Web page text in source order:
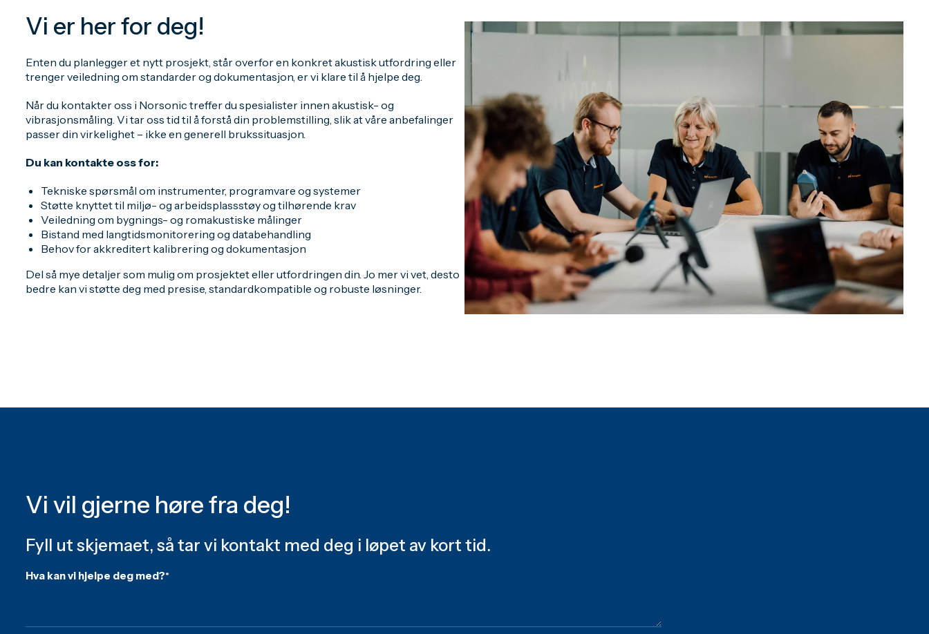
Vi er her for deg!
Enten du planlegger et nytt prosjekt, står overfor en konkret akustisk utfordring eller
trenger veiledning om standarder og dokumentasjon, er vi klare til å hjelpe deg.
Når du kontakter oss i Norsonic treffer du spesialister innen akustisk- og
vibrasjonsmåling. Vi tar oss tid til å forstå din problemstilling, slik at våre anbefalinger
passer din virkelighet – ikke en generell brukssituasjon.
Du kan kontakte oss for:
Tekniske spørsmål om instrumenter, programvare og systemer
Støtte knyttet til miljø- og arbeidsplassstøy og tilhørende krav
Veiledning om bygnings- og romakustiske målinger
Bistand med langtidsmonitorering og databehandling
Behov for akkreditert kalibrering og dokumentasjon
Del så mye detaljer som mulig om prosjektet eller utfordringen din. Jo mer vi vet, desto
bedre kan vi støtte deg med presise, standardkompatible og robuste løsninger.
Vi vil gjerne høre fra deg!
Fyll ut skjemaet, så tar vi kontakt med deg i løpet av kort tid.
Hva kan vi hjelpe deg med?*